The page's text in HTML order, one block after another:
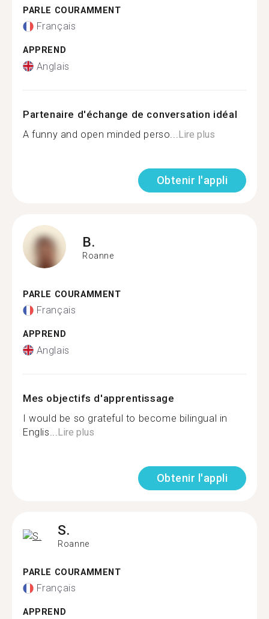
PARLE COURAMMENT
Français
APPREND
Anglais
Partenaire d'échange de conversation idéal
A funny and open minded perso... Lire plus
Obtenir l'appli
B.
Roanne
PARLE COURAMMENT
Français
APPREND
Anglais
Mes objectifs d'apprentissage
I would be so grateful to become bilingual in
Englis... Lire plus
Obtenir l'appli
S.
Roanne
PARLE COURAMMENT
Français
APPREND